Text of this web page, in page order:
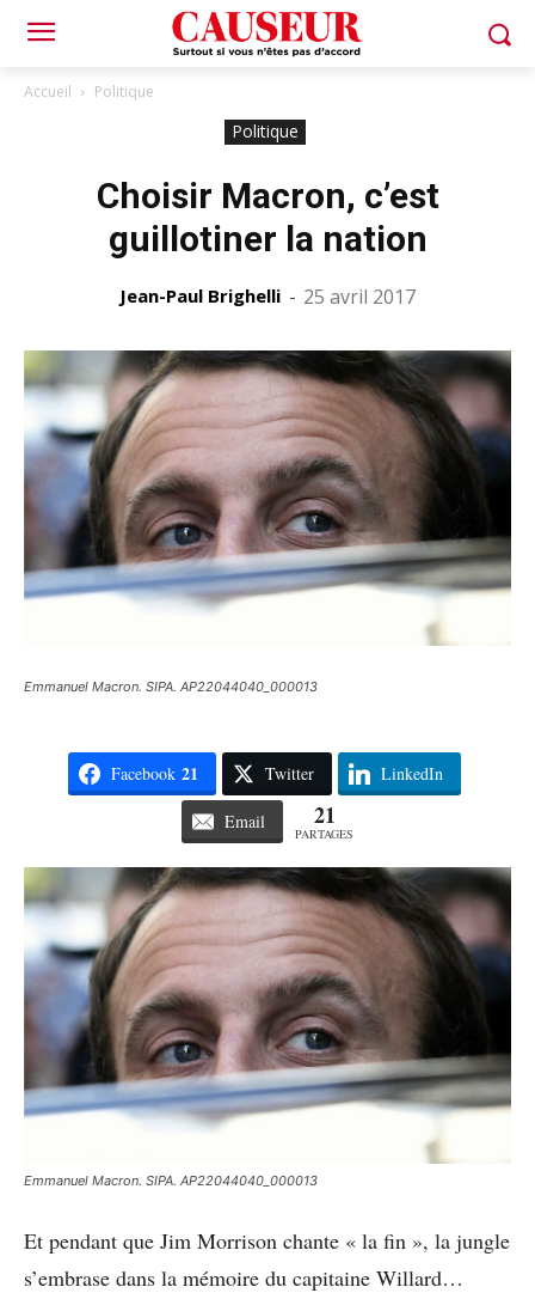
Accueil Politique
Politique
Choisir Macron, c’est
guillotiner la nation
Jean-Paul Brighelli - 25 avril 2017
Emmanuel Macron. SIPA. AP22044040_000013
Facebook 21 Twitter LinkedIn
Email 21
PARTAGES
Emmanuel Macron. SIPA. AP22044040_000013
Et pendant que Jim Morrison chante « la fin », la jungle
s’embrase dans la mémoire du capitaine Willard…